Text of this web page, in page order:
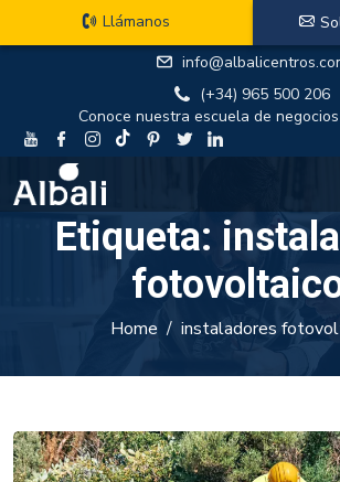
(+34) 965 500 206
Conoce nuestra escuela de negocios
Llámanos
Etiqueta:
Home instaladores